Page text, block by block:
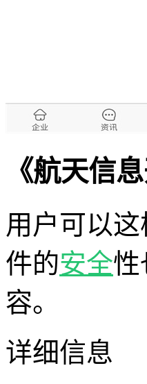
《航天信
用户可以
件的安全性
容。
详细信息